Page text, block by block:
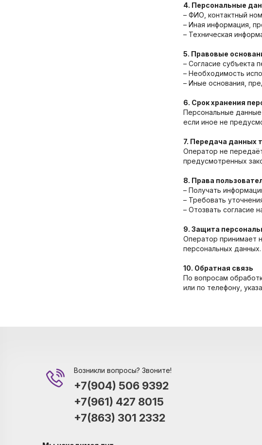
4. Персональные
– ФИО, контактный
– Иная информация,
– Техническая
5. Правовые
– Согласие субъекта
– Необходимость
– Иные основания,
6. Срок хранения
Персональные
если иное не
7. Передача данных
Оператор не
предусмотренных
8. Права
– Получать
– Требовать
– Отозвать согласие
9. Защита
Оператор принимает
персональных данных.
10. Обратная связь
По вопросам
или по телефону,
Возникли вопросы? Звоните!
+7(904) 506 9392
+7(961) 427 8015
+7(863) 301 2332